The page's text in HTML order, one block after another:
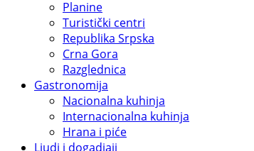
Planine
Turistički centri
Republika Srpska
Crna Gora
Razglednica
Gastronomija
Nacionalna kuhinja
Internacionalna kuhinja
Hrana i piće
Ljudi i dogadjaji